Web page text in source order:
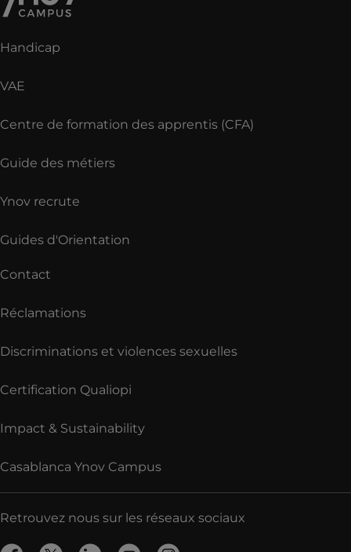
Handicap
VAE
Centre de formation des apprentis (CFA)
Guide des métiers
Ynov recrute
Guides d'Orientation
Contact
Réclamations
Discriminations et violences sexuelles
Certification Qualiopi
Impact & Sustainability
Casablanca Ynov Campus
Retrouvez nous sur les réseaux sociaux